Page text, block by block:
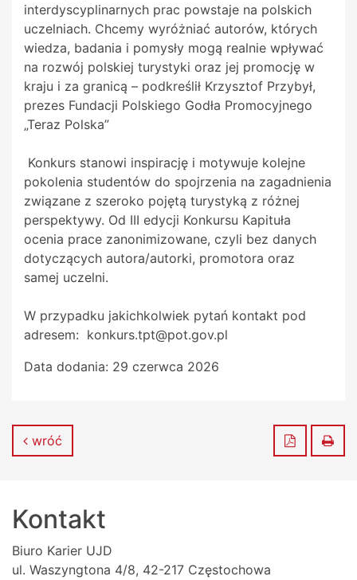
interdyscyplinarnych prac powstaje na polskich
uczelniach. Chcemy wyróżniać autorów, których
wiedza, badania i pomysły mogą realnie wpływać
na rozwój polskiej turystyki oraz jej promocję w
kraju i za granicą – podkreślił Krzysztof Przybył,
prezes Fundacji Polskiego Godła Promocyjnego
„Teraz Polska”
Konkurs stanowi inspirację i motywuje kolejne
pokolenia studentów do spojrzenia na zagadnienia
związane z szeroko pojętą turystyką z różnej
perspektywy. Od III edycji Konkursu Kapituła
ocenia prace zanonimizowane, czyli bez danych
dotyczących autora/autorki, promotora oraz
samej uczelni.
W przypadku jakichkolwiek pytań kontakt pod
adresem: konkurs.tpt@pot.gov.pl
Data dodania: 29 czerwca 2026
wróć Zapisz do
Kontakt
Biuro Karier UJD
ul. Waszyngtona 4/8, 42-217 Częstochowa